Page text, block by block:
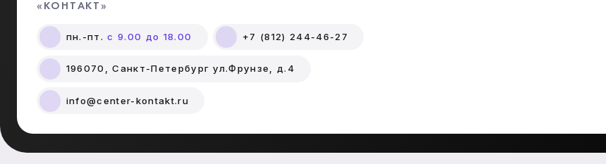
«КОНТАКТ»
пн.-пт.с 9.00 до 18.00 +7 (812) 244-46-27
196070, Санкт-Петербург ул.Фрунзе, д.4
info@center-kontakt.ru